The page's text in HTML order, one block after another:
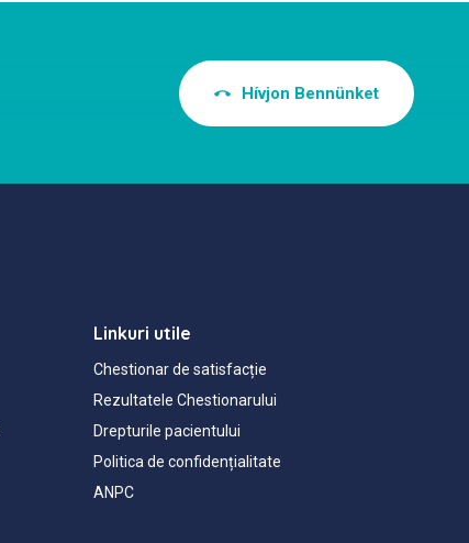
Hívjon Bennünket
Linkuri utile
Chestionar de satisfacție
Rezultatele Chestionarului
Drepturile pacientului
Politica de confidențialitate
ANPC